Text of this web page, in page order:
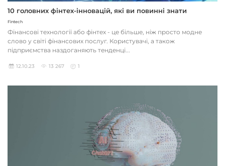
10 головних фінтех-інновацій, які ви повинні знати
Fintech
Фінансові технології або фінтех - це більше, ніж просто модне
слово у світі фінансових послуг. Користувачі, а також
підприємства наздоганяють тенденці...
12.10.23 13 267 1